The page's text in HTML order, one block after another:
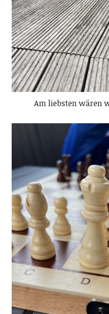
Am liebsten wären